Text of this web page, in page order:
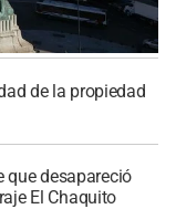
de la propiedad
que desapareció
El Chaquito